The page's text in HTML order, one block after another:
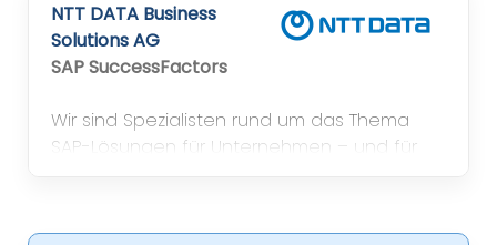
betreut und technologisch führend an.
NTT DATA Business
Solutions AG
SAP SuccessFactors
Wir sind Spezialisten rund um das Thema
SAP-Lösungen für Unternehmen – und für